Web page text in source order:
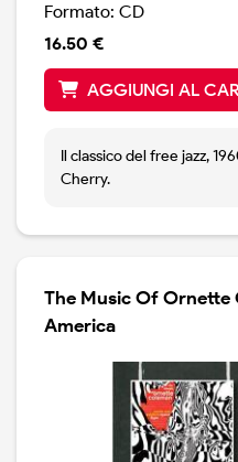
Formato: CD
16.50 €
AGGIUNGI AL
Il classico del free jazz,
Cherry.
The Music Of Ornette
America